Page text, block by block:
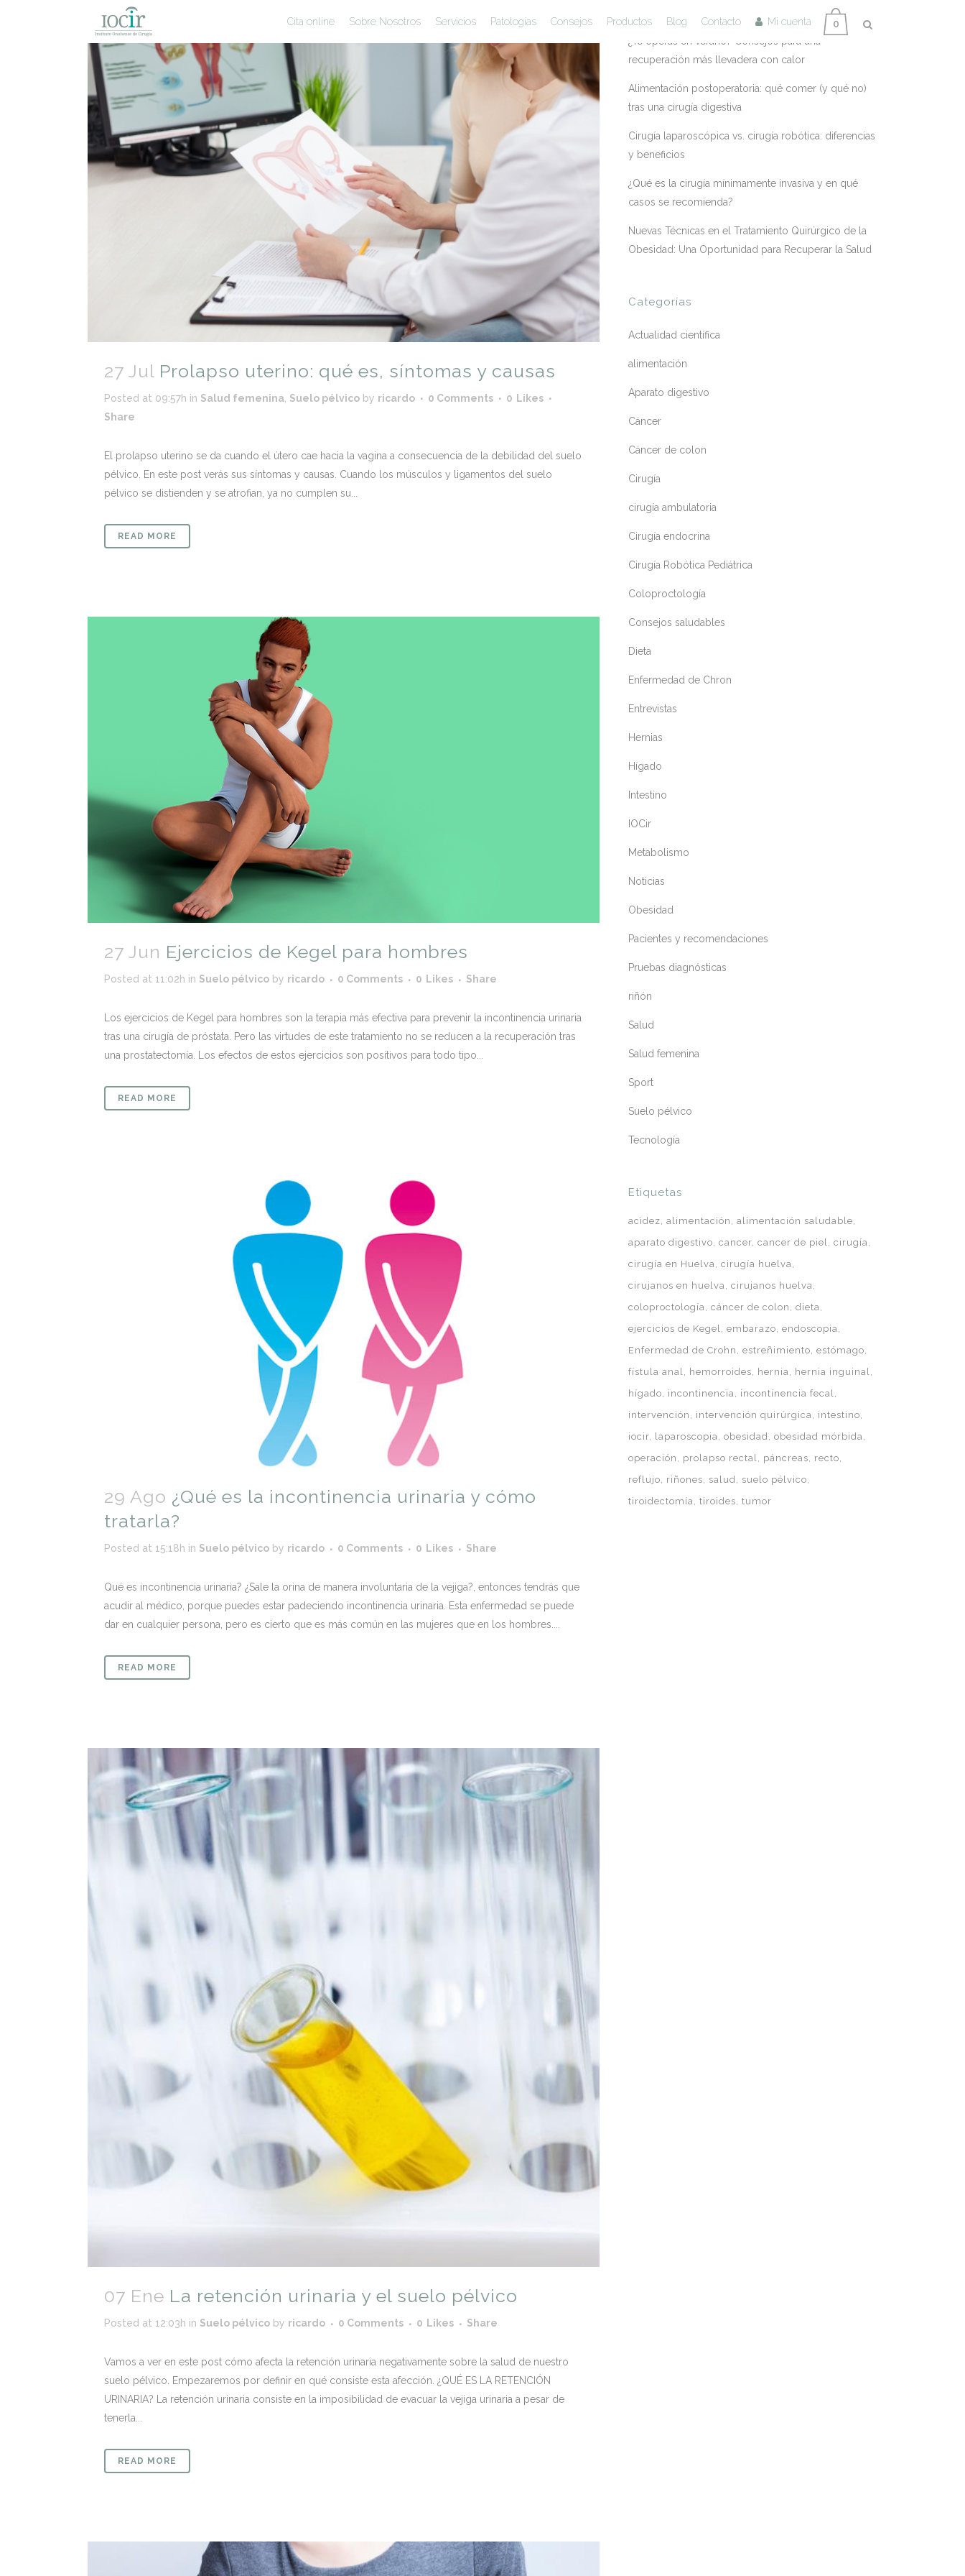
0
Cita online Sobre Nosotros Servicios Patologías Consejos Productos Blog Contacto Mi cuenta
27 Jul Prolapso uterino: qué es, síntomas y causas
Posted at 09:57h in Salud femenina Suelo pélvico by ricardo 0 Comments 0 Likes
Share
El prolapso uterino se da cuando el útero cae hacia la vagina a consecuencia de la debilidad del suelo
pélvico. En este post verás sus síntomas y causas. Cuando los músculos y ligamentos del suelo
pélvico se distienden y se atrofian, ya no cumplen su...
READ MORE
27 Jun Ejercicios de Kegel para hombres
Posted at 11:02h in Suelo pélvico by ricardo 0 Comments 0 Likes Share
Los ejercicios de Kegel para hombres son la terapia más efectiva para prevenir la incontinencia urinaria
tras una cirugía de próstata. Pero las virtudes de este tratamiento no se reducen a la recuperación tras
una prostatectomía. Los efectos de estos ejercicios son positivos para todo tipo...
READ MORE
29 Ago ¿Qué es la incontinencia urinaria y cómo
tratarla?
Posted at 15:18h in Suelo pélvico by ricardo 0 Comments 0 Likes Share
Qué es incontinencia urinaria? ¿Sale la orina de manera involuntaria de la vejiga?, entonces tendrás que
acudir al médico, porque puedes estar padeciendo incontinencia urinaria. Esta enfermedad se puede
dar en cualquier persona, pero es cierto que es más común en las mujeres que en los hombres....
READ MORE
07 Ene La retención urinaria y el suelo pélvico
Posted at 12:03h in Suelo pélvico by ricardo 0 Comments 0 Likes Share
Vamos a ver en este post cómo afecta la retención urinaria negativamente sobre la salud de nuestro
suelo pélvico. Empezaremos por definir en qué consiste esta afección. ¿QUÉ ES LA RETENCIÓN
URINARIA? La retención urinaria consiste en la imposibilidad de evacuar la vejiga urinaria a pesar de
tenerla...
READ MORE
¿Te operas en verano? Consejos para una
recuperación más llevadera con calor
Alimentación postoperatoria: qué comer (y qué no)
tras una cirugía digestiva
Cirugía laparoscópica vs. cirugía robótica: diferencias
y beneficios
¿Qué es la cirugía mínimamente invasiva y en qué
casos se recomienda?
Nuevas Técnicas en el Tratamiento Quirúrgico de la
Obesidad: Una Oportunidad para Recuperar la Salud
Categorías
Actualidad científica
alimentación
Aparato digestivo
Cáncer
Cáncer de colon
Cirugía
cirugía ambulatoria
Cirugía endocrina
Cirugía Robótica Pediátrica
Coloproctología
Consejos saludables
Dieta
Enfermedad de Chron
Entrevistas
Hernias
Hígado
Intestino
IOCir
Metabolismo
Noticias
Obesidad
Pacientes y recomendaciones
Pruebas diagnósticas
riñón
Salud
Salud femenina
Sport
Suelo pélvico
Tecnología
Etiquetas
acidez alimentación
alimentación saludable
aparato digestivo
cancer cancer de piel
cirugía
cirugía en Huelva
cirugía huelva
cirujanos en huelva
cirujanos huelva
coloproctología
cáncer de colon
dieta
ejercicios de Kegel
embarazo
endoscopia
Enfermedad de Crohn
estreñimiento
estómago
fístula anal
hemorroides hernia
hernia inguinal
hígado
incontinencia
incontinencia fecal
intervención
intervención quirúrgica
intestino
iocir laparoscopia obesidad
obesidad mórbida
operación
prolapso rectal páncreas
recto
reflujo
riñones salud
suelo pélvico
tiroidectomía
tiroides tumor